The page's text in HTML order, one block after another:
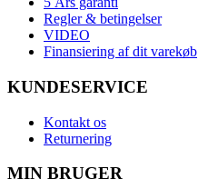
Regler & betingelser
VIDEO
Finansiering af dit varekøb
KUNDESERVICE
Kontakt os
Returnering
MIN BRUGER